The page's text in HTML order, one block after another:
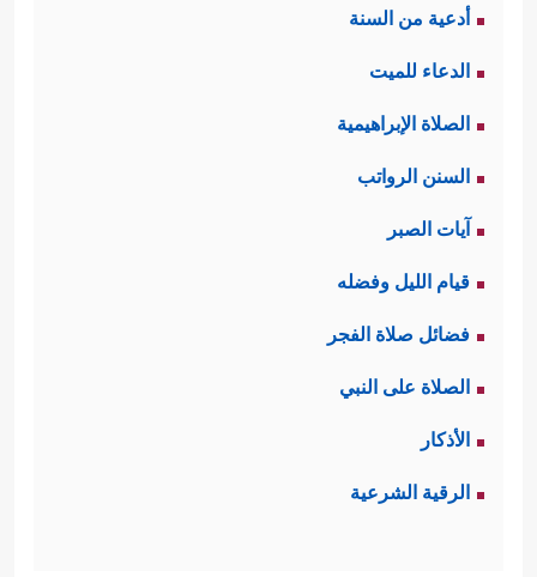
أدعية من السنة
الدعاء للميت
الصلاة الإبراهيمية
السنن الرواتب
آيات الصبر
قيام الليل وفضله
فضائل صلاة الفجر
الصلاة على النبي
الأذكار
الرقية الشرعية